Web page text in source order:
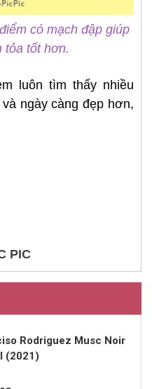
có mạch đập giúp
tỏa tốt hơn.
luôn tìm thấy nhiều
ngày càng đẹp hơn,
PIC
Rodriguez Musc Noir
(2021)